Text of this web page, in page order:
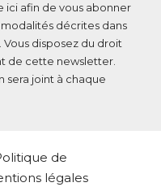
ici afin de vous abonner
modalités décrites dans
. Vous disposez du droit
de cette newsletter.
sera joint à chaque
de
légales